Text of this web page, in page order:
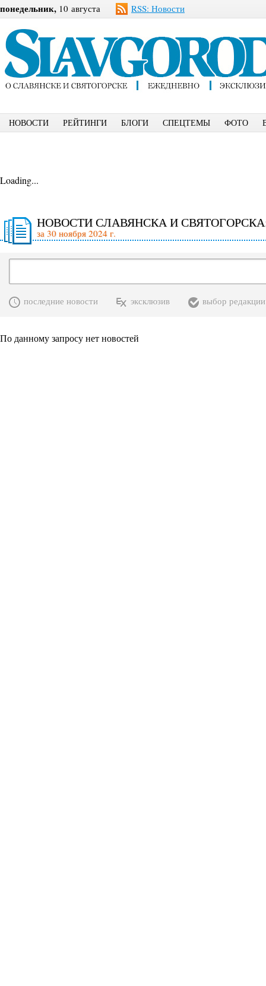
понедельник, 10 августа RSS: Новости
НОВОСТИ РЕЙТИНГИ БЛОГИ СПЕЦТЕМЫ ФОТО
Loading...
НОВОСТИ СЛАВЯНСКА И
за 30 ноября 2024 г.
последние новости эксклюзив выбор редакции
По данному запросу нет новостей